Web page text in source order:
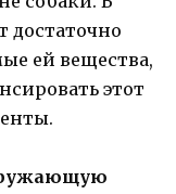
достаточно
ей вещества,
этот